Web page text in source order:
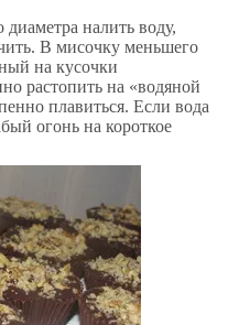
налить воду,
В мисочку меньшего
на кусочки
растопить на «водяной
плавиться. Если вода
огонь на короткое